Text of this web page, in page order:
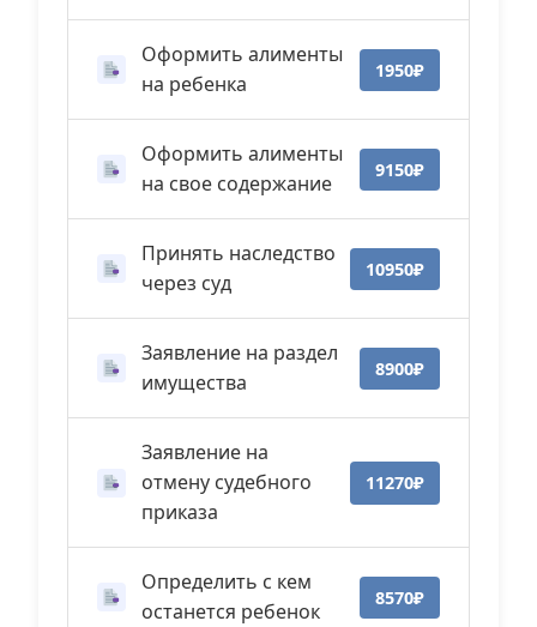
Оформить алименты
на ребенка
1950₽
Оформить алименты
на свое содержание
9150₽
Принять наследство
через суд
10950₽
Заявление на раздел
имущества
8900₽
Заявление на
отмену судебного
приказа
11270₽
Определить с кем
останется ребенок
8570₽